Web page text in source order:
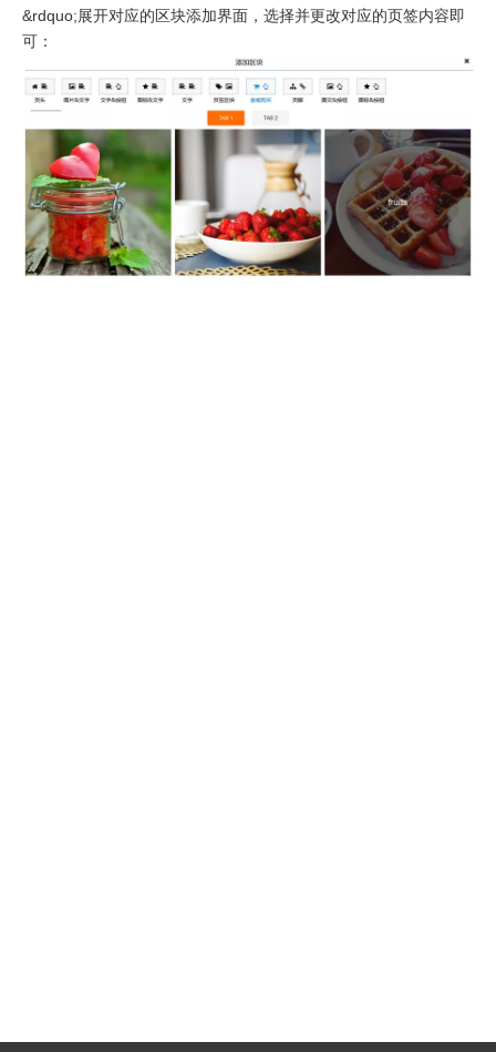
&rdquo;展开对应的区块添加界面，选择并更改对应的页签内容即
可：